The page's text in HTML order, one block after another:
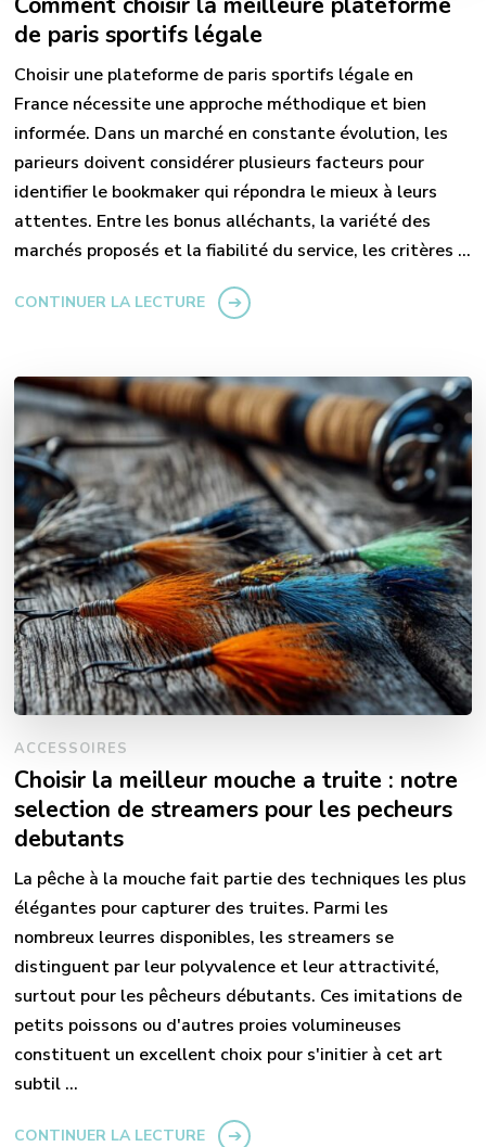
de paris sportifs légale
Choisir une plateforme de paris sportifs légale en
France nécessite une approche méthodique et bien
informée. Dans un marché en constante évolution, les
parieurs doivent considérer plusieurs facteurs pour
identifier le bookmaker qui répondra le mieux à leurs
attentes. Entre les bonus alléchants, la variété des
marchés proposés et la fiabilité du service, les critères …
CONTINUER LA LECTURE
ACCESSOIRES
Choisir la meilleur mouche a truite : notre
selection de streamers pour les pecheurs
debutants
La pêche à la mouche fait partie des techniques les plus
élégantes pour capturer des truites. Parmi les
nombreux leurres disponibles, les streamers se
distinguent par leur polyvalence et leur attractivité,
surtout pour les pêcheurs débutants. Ces imitations de
petits poissons ou d'autres proies volumineuses
constituent un excellent choix pour s'initier à cet art
subtil …
CONTINUER LA LECTURE